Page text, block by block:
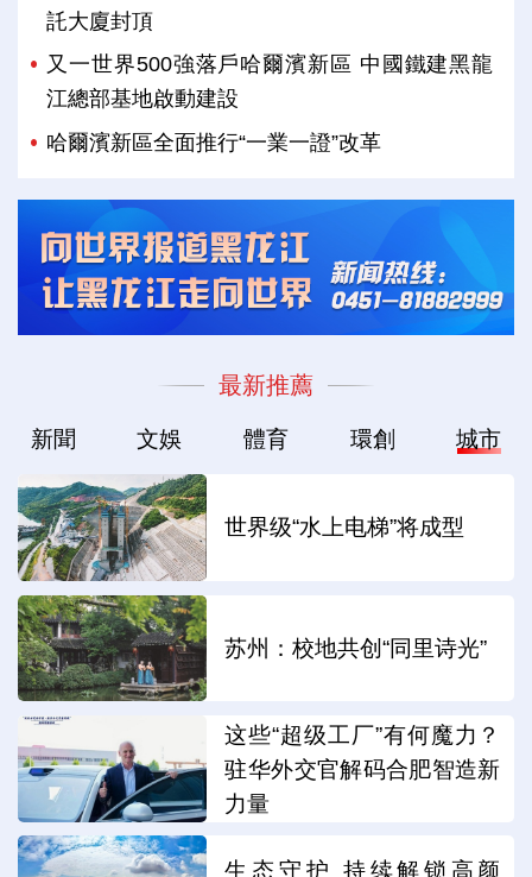
託大廈封頂
又一世界500強落戶哈爾濱新區 中國鐵建黑龍
江總部基地啟動建設
哈爾濱新區全面推行“一業一證”改革
最新推薦
新聞 文娛 體育 環創 城市
世界级“水上电梯”将成型
苏州：校地共创“同里诗光”
这些“超级工厂”有何魔力？
驻华外交官解码合肥智造新
力量
生态守护 持续解锁高颜